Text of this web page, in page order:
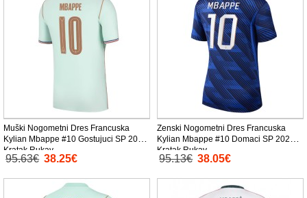
Muški Nogometni Dres Francuska
Kylian Mbappe #10 Gostujuci SP 2026
Kratak Rukav
95.63€ 38.25€
Zenski Nogometni Dres Francuska
Kylian Mbappe #10 Domaci SP 2026
Kratak Rukav
95.13€ 38.05€